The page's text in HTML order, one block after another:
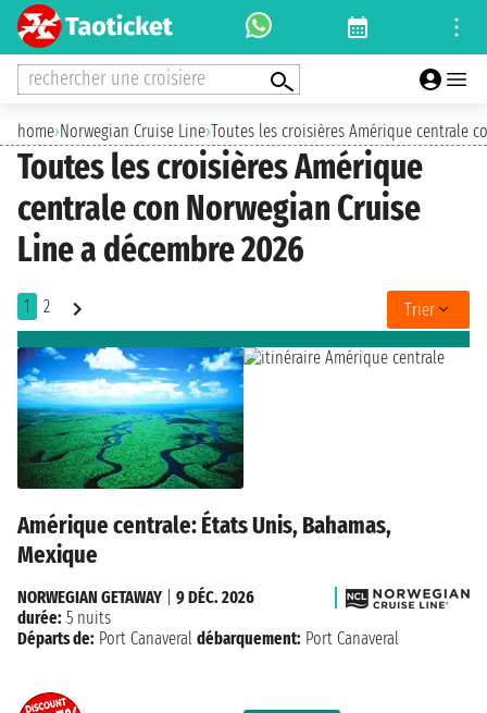
rechercher une croisiere
home›Norwegian Cruise Line›Toutes les croisières Amérique centrale
Toutes les croisières Amérique
centrale con Norwegian Cruise
Line a décembre 2026
1 2 Trier
Amérique centrale: États Unis, Bahamas,
Mexique
NORWEGIAN GETAWAY
9 DÉC. 2026
durée: 5 nuits
Départs de: Port Canaveral débarquement: Port Canaveral